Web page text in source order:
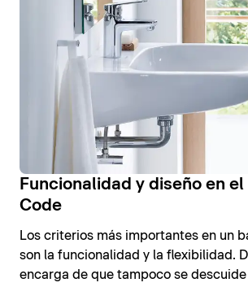
Funcionalidad y diseño en
Code
Los criterios más importantes en un
son la funcionalidad y la flexibilidad.
encarga de que tampoco se